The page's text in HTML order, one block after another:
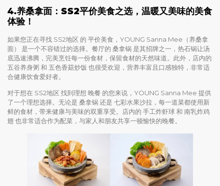
4.养桑拿面：SS2平价美食之选，温暖又美味的美食
体验！
如果您正在寻找 SS2地区 的 平价美食，YOUNG Sanna Mee（养桑拿
面） 是一个不容错过的选择。餐厅的 桑拿锅 是其招牌之一，热石锅让汤
底迅速沸腾，完美烹饪每一份食材，保留食材的天然味道。此外，店内的
五谷养身粥 和 五色香菇炒饭 也很受欢迎，营养丰富且口感独特，非常适
合健康饮食爱好者。
对于想在 SS2地区 找到理想 晚餐 的您来说，YOUNG Sanna Mee 提供
了一个理想选择。无论是 桑拿锅 还是 七彩水果沙拉，每一道菜都使用新
鲜的食材，带来健康与美味的双重享受。店内的 手工炸虾球 和 南乳炸鸡
翅 也非常适合作为配菜，与家人和朋友共享一顿愉快的晚餐。